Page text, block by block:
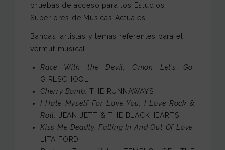
pruebas de acceso para los Estudios
Superiores de Músicas Actuales.
Bandas, artistas y temas referentes para el
vermut musical:
Race With the Devil, C’mon Let’s Go:
GIRLSCHOOL
Cherry Bomb: THE RUNNAWAYS
I Hate Myself For Love You, I Love Rock &
Roll:
JEAN JETT & THE BLACKHEARTS
Kiss Me Deadly, Falling In And Out Of Love:
LITA FORD